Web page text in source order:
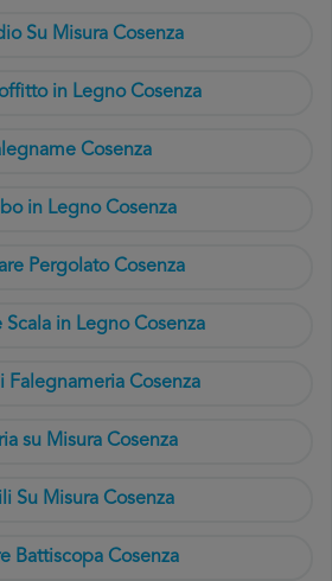
Su Misura Cosenza
in Legno Cosenza
Cosenza
in Legno Cosenza
Pergolato Cosenza
Scala in Legno Cosenza
Falegnameria Cosenza
su Misura Cosenza
Su Misura Cosenza
Battiscopa Cosenza